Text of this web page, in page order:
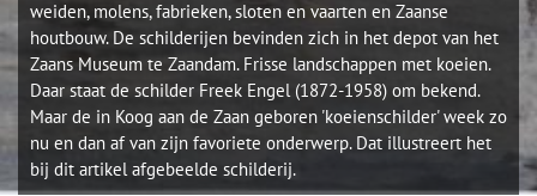
weiden, molens, fabrieken, sloten en vaarten en Zaanse
houtbouw. De schilderijen bevinden zich in het depot van het
Zaans Museum te Zaandam. Frisse landschappen met koeien.
Daar staat de schilder Freek Engel (1872-1958) om bekend.
Maar de in Koog aan de Zaan geboren 'koeienschilder' week zo
nu en dan af van zijn favoriete onderwerp. Dat illustreert het
bij dit artikel afgebeelde schilderij.